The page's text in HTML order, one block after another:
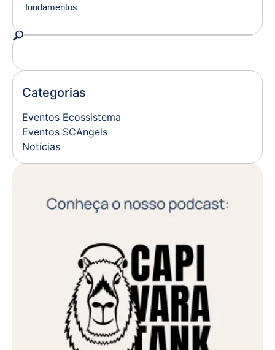
fundamentos
Categorias
Eventos Ecossistema
Eventos SCAngels
Notícias